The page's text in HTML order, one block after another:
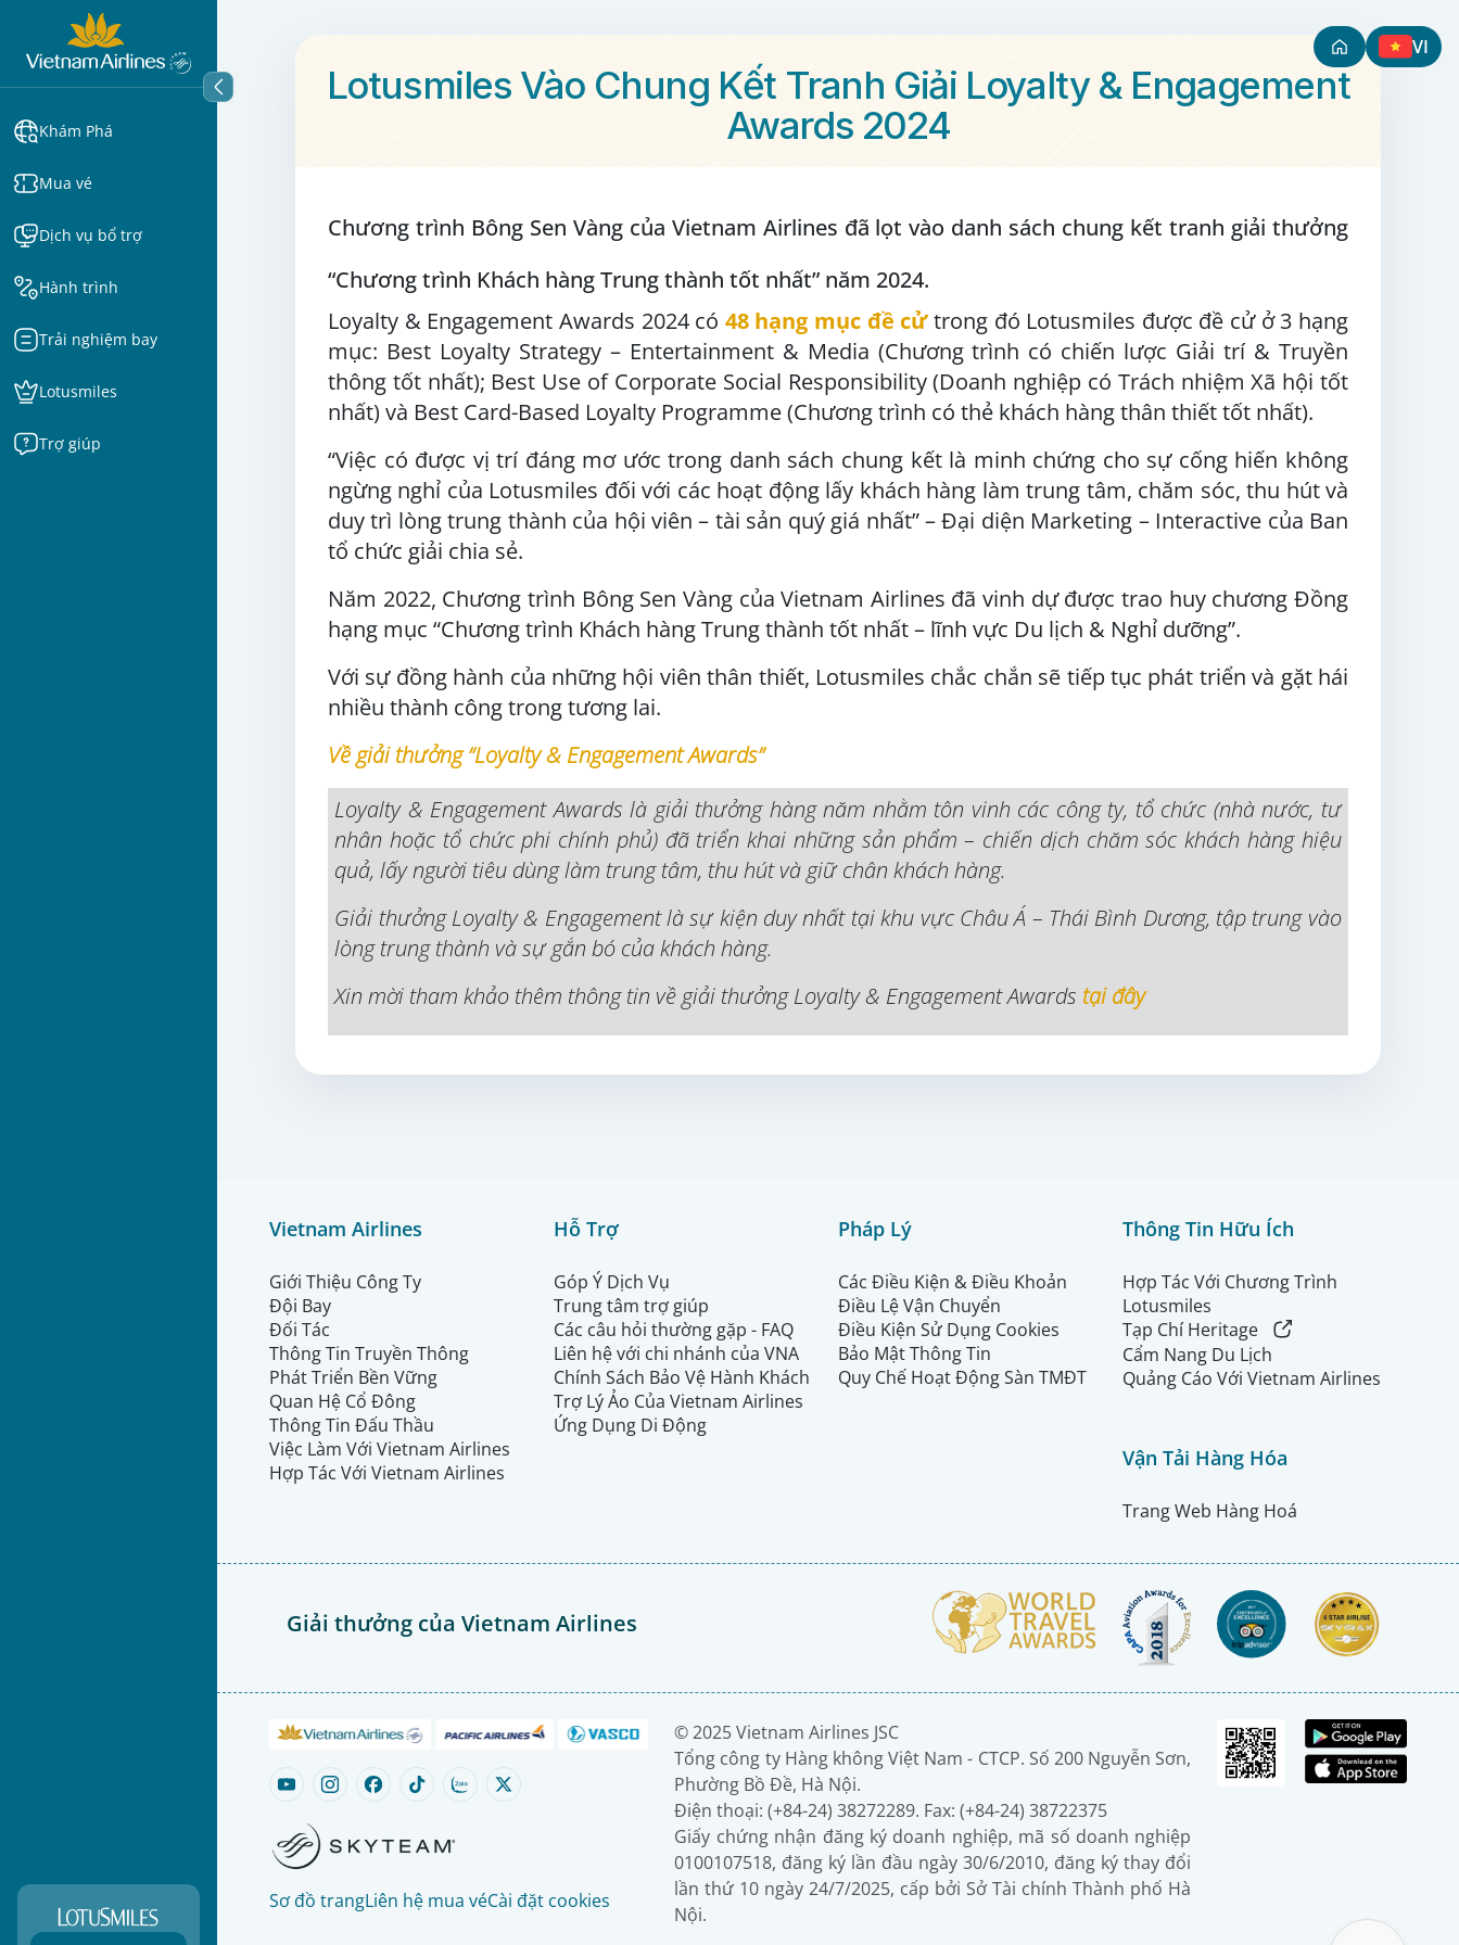
Khám Phá
Mua vé
Dịch vụ bổ trợ
Hành trình
Trải nghiệm bay
Lotusmiles
Trợ giúp
VI
Lotusmiles Vào Chung Kết Tranh Giải Loyalty & Engagement
Awards 2024
Chương trình Bông Sen Vàng của Vietnam Airlines đã lọt vào danh sách chung kết tranh giải thưởng
“Chương trình Khách hàng Trung thành tốt nhất” năm 2024.
Loyalty & Engagement Awards 2024 có 48 hạng mục đề cửtrong đó Lotusmiles được đề cử ở 3 hạng
mục: Best Loyalty Strategy – Entertainment & Media (Chương trình có chiến lược Giải trí & Truyền
thông tốt nhất); Best Use of Corporate Social Responsibility (Doanh nghiệp có Trách nhiệm Xã hội tốt
nhất) và Best Card-Based Loyalty Programme (Chương trình có thẻ khách hàng thân thiết tốt nhất).
“Việc có được vị trí đáng mơ ước trong danh sách chung kết là minh chứng cho sự cống hiến không
ngừng nghỉ của Lotusmiles đối với các hoạt động lấy khách hàng làm trung tâm, chăm sóc, thu hút và
duy trì lòng trung thành của hội viên – tài sản quý giá nhất” – Đại diện Marketing – Interactive của Ban
tổ chức giải chia sẻ.
Năm 2022, Chương trình Bông Sen Vàng của Vietnam Airlines đã vinh dự được trao huy chương Đồng
hạng mục “Chương trình Khách hàng Trung thành tốt nhất – lĩnh vực Du lịch & Nghỉ dưỡng”.
Với sự đồng hành của những hội viên thân thiết, Lotusmiles chắc chắn sẽ tiếp tục phát triển và gặt hái
nhiều thành công trong tương lai.
Về giải thưởng “Loyalty & Engagement Awards”
Loyalty & Engagement Awards là giải thưởng hàng năm nhằm tôn vinh các công ty, tổ chức (nhà nước, tư
nhân hoặc tổ chức phi chính phủ) đã triển khai những sản phẩm – chiến dịch chăm sóc khách hàng hiệu
quả, lấy người tiêu dùng làm trung tâm, thu hút và giữ chân khách hàng.
Giải thưởng Loyalty & Engagement là sự kiện duy nhất tại khu vực Châu Á – Thái Bình Dương, tập trung vào
lòng trung thành và sự gắn bó của khách hàng.
Xin mời tham khảo thêm thông tin về giải thưởng Loyalty & Engagement Awards tại đây
Vietnam Airlines
Giới Thiệu Công Ty
Đội Bay
Đối Tác
Thông Tin Truyền Thông
Phát Triển Bền Vững
Quan Hệ Cổ Đông
Thông Tin Đấu Thầu
Việc Làm Với Vietnam Airlines
Hợp Tác Với Vietnam Airlines
Hỗ Trợ
Góp Ý Dịch Vụ
Trung tâm trợ giúp
Các câu hỏi thường gặp - FAQ
Liên hệ với chi nhánh của VNA
Chính Sách Bảo Vệ Hành Khách
Trợ Lý Ảo Của Vietnam Airlines
Ứng Dụng Di Động
Pháp Lý
Các Điều Kiện & Điều Khoản
Điều Lệ Vận Chuyển
Điều Kiện Sử Dụng Cookies
Bảo Mật Thông Tin
Quy Chế Hoạt Động Sàn TMĐT
Thông Tin Hữu Ích
Hợp Tác Với Chương Trình
Lotusmiles
Tạp Chí Heritage
Cẩm Nang Du Lịch
Quảng Cáo Với Vietnam Airlines
Vận Tải Hàng Hóa
Trang Web Hàng Hoá
Giải thưởng của Vietnam Airlines
Sơ đồ trangLiên hệ mua véCài đặt cookies
© 2025 Vietnam Airlines JSC
Tổng công ty Hàng không Việt Nam - CTCP. Số 200 Nguyễn Sơn,
Phường Bồ Đề, Hà Nội.
Điện thoại: (+84-24) 38272289. Fax: (+84-24) 38722375
Giấy chứng nhận đăng ký doanh nghiệp, mã số doanh nghiệp
0100107518, đăng ký lần đầu ngày 30/6/2010, đăng ký thay đổi
lần thứ 10 ngày 24/7/2025, cấp bởi Sở Tài chính Thành phố Hà
Nội.